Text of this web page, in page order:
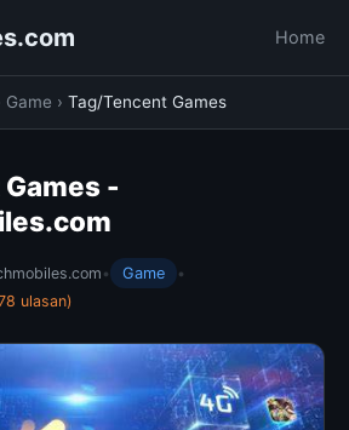
Home
Game › Tag/Tencent Games
-
• Game
•
ulasan)